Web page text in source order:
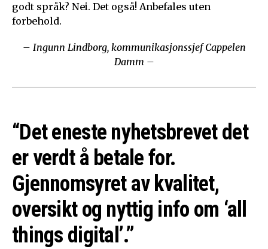
godt språk? Nei. Det også! Anbefales uten
forbehold.
– Ingunn Lindborg, kommunikasjonssjef Cappelen
Damm –
“Det eneste nyhetsbrevet det
er verdt å betale for.
Gjennomsyret av kvalitet,
oversikt og nyttig info om ‘all
things digital’.”